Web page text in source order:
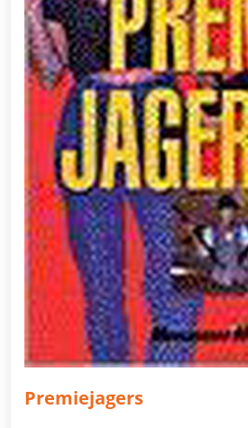
Premiejagers